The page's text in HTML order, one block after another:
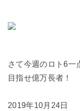
さて今週のロト6一
目指せ億万長者！
2019年10月24日